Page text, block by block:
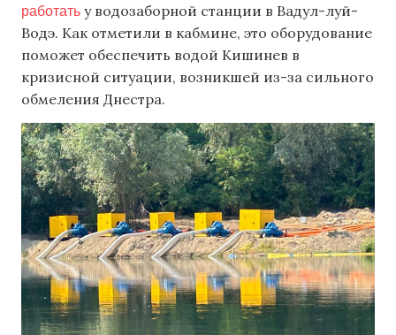
работать у водозаборной станции в Вадул-луй-
Водэ. Как отметили в кабмине, это оборудование
поможет обеспечить водой Кишинев в
кризисной ситуации, возникшей из-за сильного
обмеления Днестра.